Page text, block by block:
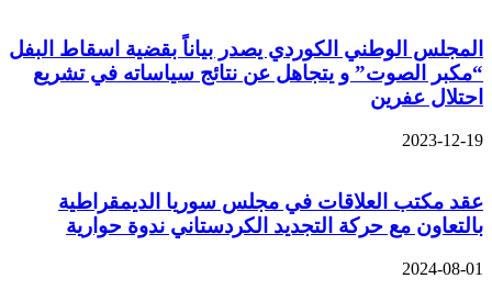
المجلس الوطني الكوردي يصدر بياناً بقضية اسقاط البفل
“مكبر الصوت” و يتجاهل عن نتائج سياساته في تشريع
احتلال عفرين
2023-12-19
عقد مكتب العلاقات في مجلس سوريا الديمقراطية
بالتعاون مع حركة التجديد الكردستاني ندوة حوارية
2024-08-01